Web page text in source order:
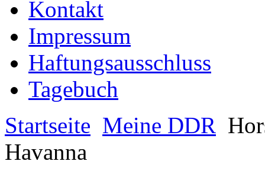
Kontakt
Impressum
Haftungsausschluss
Tagebuch
Startseite Meine DDR
Havanna